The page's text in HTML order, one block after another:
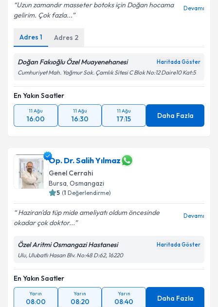
Uzun zamandır masseter botoks için Doğan hocama
gelirim. Çok fazla...
Devamı
Adres 1 Adres 2
Doğan Fakıoğlu Özel Muayenehanesi Haritada Göster
Cumhuriyet Mah. Yağmur Sok. Çamlık Sitesi C Blok No:12 Daire10 Kat:5
En Yakın Saatler
11 Ağu
16:00
11 Ağu
16:30
11 Ağu
17:15 Daha Fazla
Op. Dr. Salih Yılmaz
Genel Cerrahi
Bursa, Osmangazi
5 (1 Değerlendirme)
Haziran'da tüp mide ameliyatı oldum öncesinde
okadar çok doktor...
Devamı
Özel Aritmi Osmangazi Hastanesi Haritada Göster
Ulu, Ulubatlı Hasan Blv. No:48 D:62, 16220
En Yakın Saatler
Yarın
08:00
Yarın
08:20
Yarın
08:40 Daha Fazla